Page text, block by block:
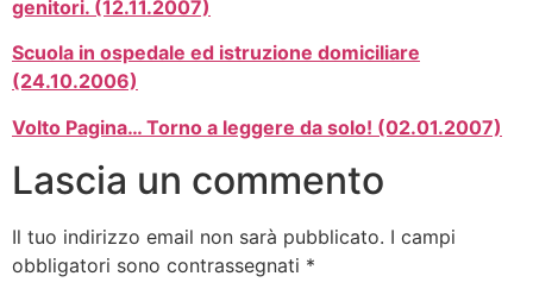
genitori. (12.11.2007)
Scuola in ospedale ed istruzione domiciliare
(24.10.2006)
Volto Pagina… Torno a leggere da solo! (02.01.2007)
Lascia un commento
Il tuo indirizzo email non sarà pubblicato. I campi
obbligatori sono contrassegnati *